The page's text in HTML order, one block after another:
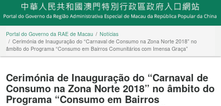
Portal do Governo da RAE de Macau
Notícias
Cerimónia de Inauguração do “Carnaval de Consumo na Zona Norte 2018” no
âmbito do Programa “Consumo em Bairros Comunitários com Imensa Graça”
Cerimónia de Inauguração do “Carnaval de
Consumo na Zona Norte 2018” no âmbito do
Programa “Consumo em Bairros